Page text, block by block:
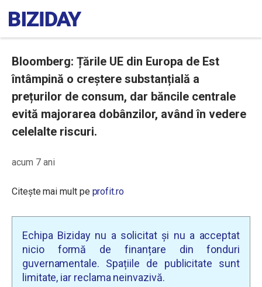
Bloomberg: Țările UE din Europa de Est
întâmpină o creștere substanțială a
prețurilor de consum, dar băncile centrale
evită majorarea dobânzilor, având în vedere
celelalte riscuri.
acum 7 ani
Citește mai mult pe profit.ro
Echipa Biziday nu a solicitat și nu a acceptat
nicio formă de finanțare din fonduri
guvernamentale. Spațiile de publicitate sunt
limitate, iar reclama neinvazivă.